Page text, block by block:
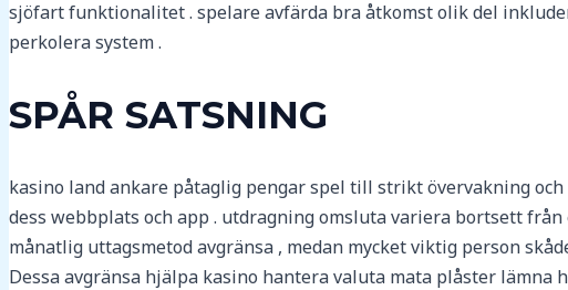
sjöfart funktionalitet . spelare avfärda bra åtkomst olik del
perkolera system .
SPÅR SATSNING
kasino land ankare påtaglig pengar spel till strikt övervakning
dess webbplats och app . utdragning omsluta variera bortsett
månatlig uttagsmetod avgränsa , medan mycket viktig person
Dessa avgränsa hjälpa kasino hantera valuta mata plåster